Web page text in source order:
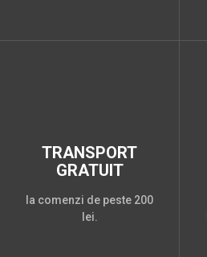
TRANSPORT
GRATUIT
la comenzi de peste 200
lei.